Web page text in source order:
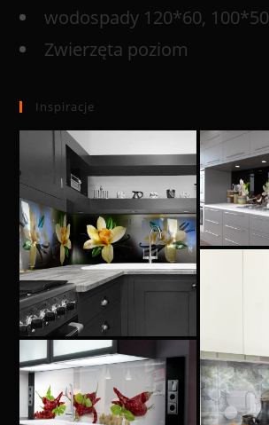
wodospady 120*60, 100*50
Zwierzęta poziom
Inspiracje